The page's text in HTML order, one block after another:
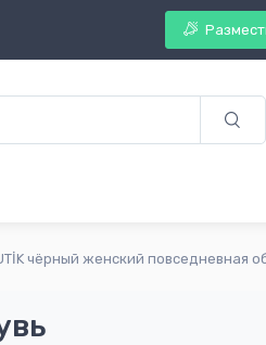
чёрный женский повседневная